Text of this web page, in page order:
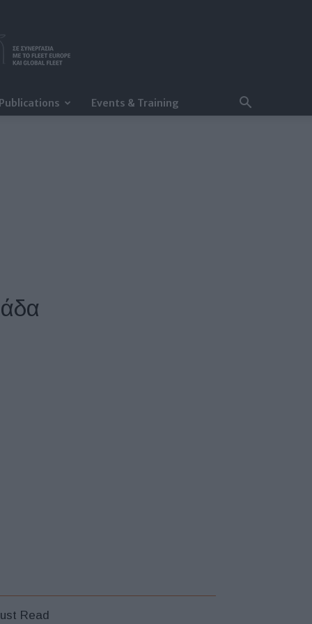
Events & Training
Read